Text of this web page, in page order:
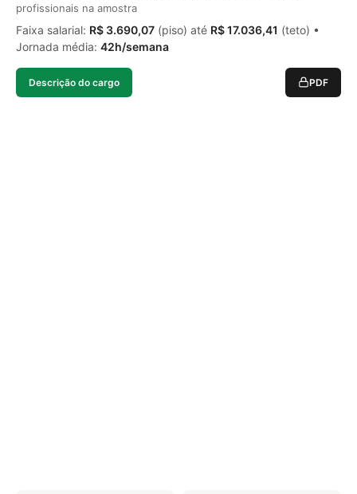
profissionais na amostra
Faixa salarial: R$ 3.690,07 (piso) até R$ 17.036,41 (teto) •
Jornada média: 42h/semana
Descrição do cargo PDF